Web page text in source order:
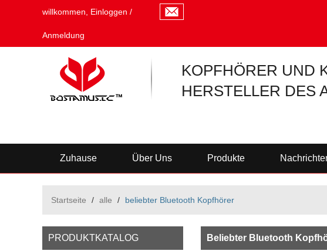
willkommen, Einloggen /
Anmeldung
KOPFHÖRER UND
HERSTELLER DES
Zuhause Über Uns Produkte
Startseite / alle / beliebter Bluetooth Kopfhörer
PRODUKTKATALOG Beliebter Bluetooth